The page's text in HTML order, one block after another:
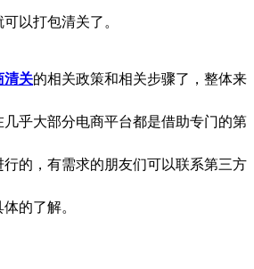
以打包清关了。
清关的相关政策和相关步骤了，整体来
乎大部分电商平台都是借助专门的第
的，有需求的朋友们可以联系第三方
的了解。